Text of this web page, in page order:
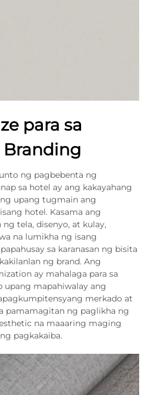
para sa
ng pagbebenta ng
sa hotel ay ang kakayahang
upang tugmain ang
hotel. Kasama ang
tela, disenyo, at kulay,
na lumikha ng isang
sa karanasan ng bisita
ng brand. Ang
ay mahalaga para sa
upang mapahiwalay ang
merkado at
pamamagitan ng paglikha ng
na maaaring maging
pagkakaiba.